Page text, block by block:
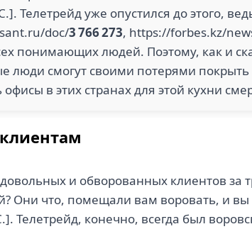
Телетрейд уже опустился до этого,
doc/3 766 273, https://forbes.kz/
понимающих людей. Поэтому, как и
люди смогут своими потерями покрыть
в этих странах для этой кухни
и обворованных клиентов за
Они что, помещали вам воровать, и вы
конечно, всегда был